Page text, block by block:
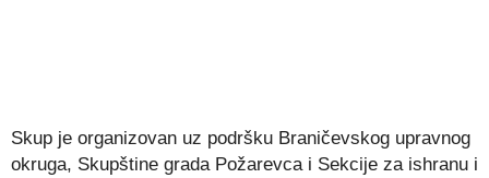
Skup je organizovan uz podršku Braničevskog upravnog
okruga, Skupštine grada Požarevca i Sekcije za ishranu i